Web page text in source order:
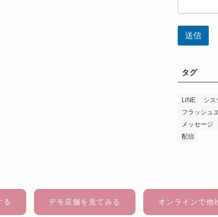
送信
タグ
LINE シス
フラッシュ
メッセージ
配信
る デモ店舗を見てみる オンラインで他